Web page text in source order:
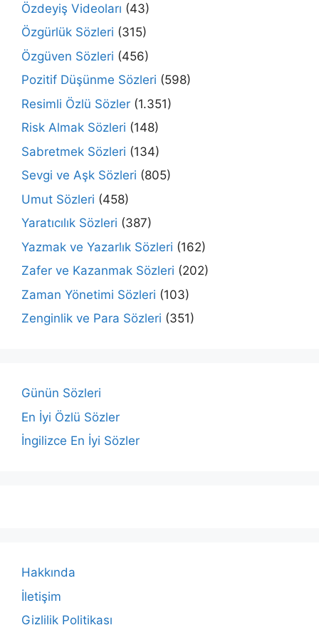
Özdeyiş Videoları (43)
Özgürlük Sözleri (315)
Özgüven Sözleri (456)
Pozitif Düşünme Sözleri (598)
Resimli Özlü Sözler (1.351)
Risk Almak Sözleri (148)
Sabretmek Sözleri (134)
Sevgi ve Aşk Sözleri (805)
Umut Sözleri (458)
Yaratıcılık Sözleri (387)
Yazmak ve Yazarlık Sözleri (162)
Zafer ve Kazanmak Sözleri (202)
Zaman Yönetimi Sözleri (103)
Zenginlik ve Para Sözleri (351)
Günün Sözleri
En İyi Özlü Sözler
İngilizce En İyi Sözler
Hakkında
İletişim
Gizlilik Politikası